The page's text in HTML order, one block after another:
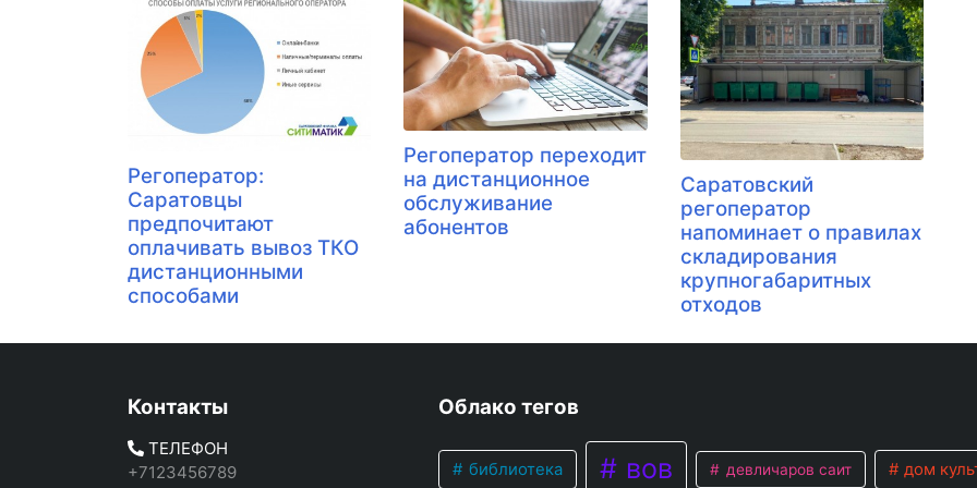
​Регоператор:
Саратовцы
предпочитают
оплачивать вывоз ТКО
дистанционными
способами
Регоператор переходит
на дистанционное
обслуживание
абонентов
Саратовский
регоператор
напоминает о правилах
складирования
крупногабаритных
отходов
Контакты
ТЕЛЕФОН
+7123456789
Облако тегов
библиотека вов девличаров саит дом